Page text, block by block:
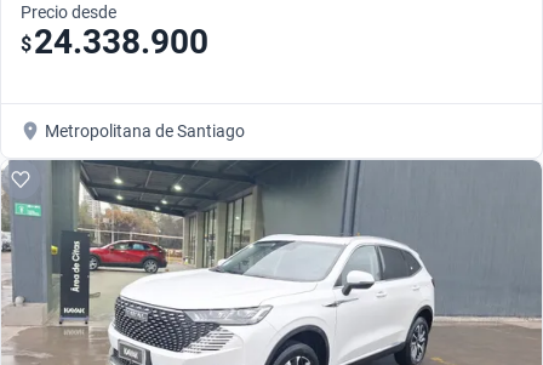
Precio desde
$24.338.900
Metropolitana de Santiago